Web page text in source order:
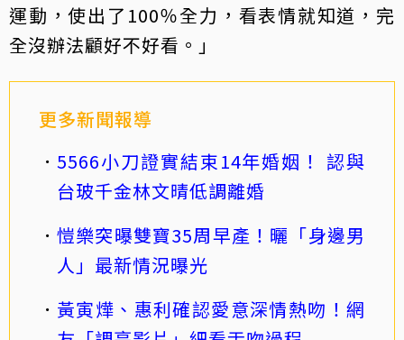
運動，使出了100％全力，看表情就知道，完
全沒辦法顧好不好看。」
更多新聞報導
5566小刀證實結束14年婚姻！ 認與
台玻千金林文晴低調離婚
愷樂突曝雙寶35周早產！曬「身邊男
人」最新情況曝光
黃寅燁、惠利確認愛意深情熱吻！網